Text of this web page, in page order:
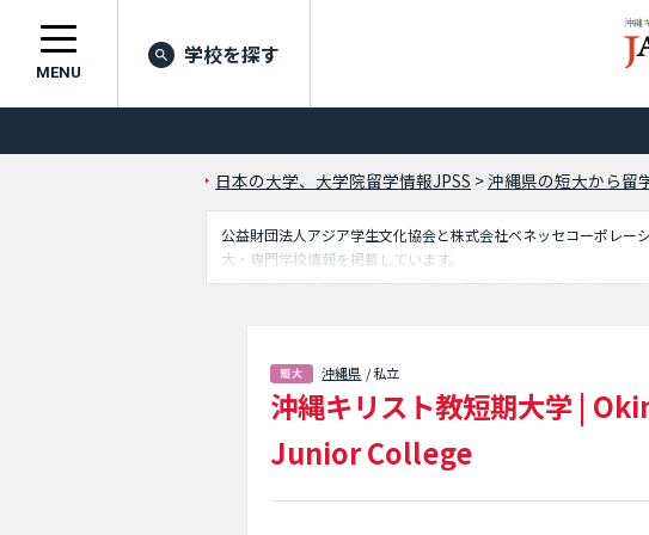
沖縄
MENU
学校を探す
日本の大学、大学院留学情報JPSS >沖縄県の短大から留
公益財団法人アジア学生文化協会と株式会社ベネッセコーポレー
大・専門学校情報を掲載しています。
こちらでは沖縄キリスト教短期大学に関する詳細情報を記載し
沖縄県 / 私立
沖縄キリスト教短期大学 |
Junior College